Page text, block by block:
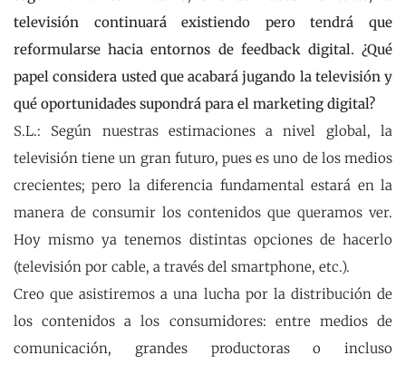
televisión continuará existiendo pero tendrá que
reformularse hacia entornos de feedback digital. ¿Qué
papel considera usted que acabará jugando la televisión y
qué oportunidades supondrá para el marketing digital?
S.L.: Según nuestras estimaciones a nivel global, la
televisión tiene un gran futuro, pues es uno de los medios
crecientes; pero la diferencia fundamental estará en la
manera de consumir los contenidos que queramos ver.
Hoy mismo ya tenemos distintas opciones de hacerlo
(televisión por cable, a través del smartphone, etc.).
Creo que asistiremos a una lucha por la distribución de
los contenidos a los consumidores: entre medios de
comunicación, grandes productoras o incluso